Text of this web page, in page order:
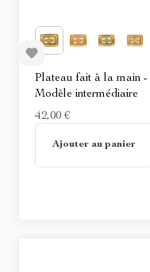
Plateau fait à la main -
Modèle intermédiaire
42,00 €
Ajouter au panier